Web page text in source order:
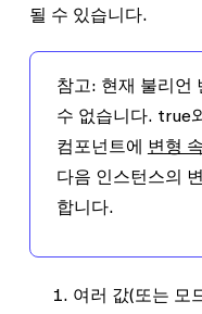
될 수 있습니다.
참고: 현재 불리언
수 없습니다. true
컴포넌트에 변형
다음 인스턴스의
합니다.
여러 값(또는 모